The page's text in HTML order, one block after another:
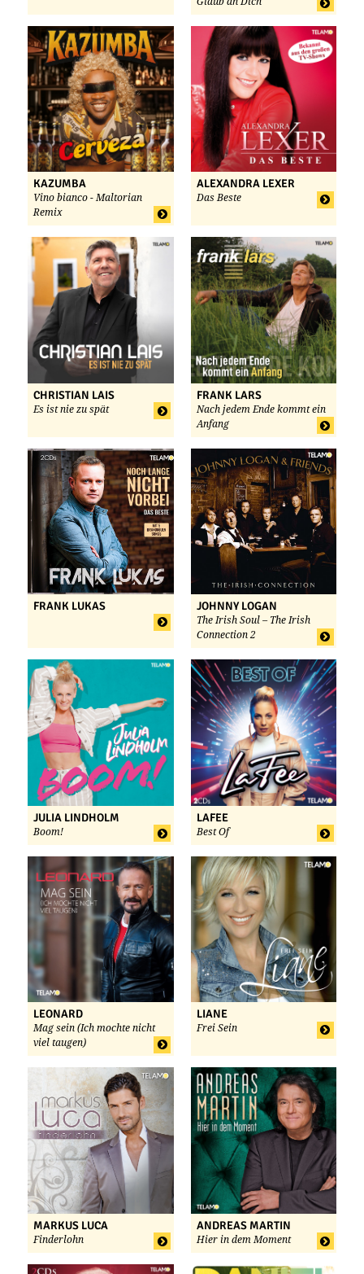
KAZUMBA
Vino bianco - Maltorian
Remix
ALEXANDRA LEXER
Das Beste
CHRISTIAN LAIS
Es ist nie zu spät
FRANK LARS
Nach jedem Ende kommt ein
Anfang
FRANK LUKAS JOHNNY LOGAN
The Irish Soul – The Irish
Connection 2
JULIA LINDHOLM
Boom!
LAFEE
Best Of
LEONARD
Mag sein (Ich mochte nicht
viel taugen)
LIANE
Frei Sein
MARKUS LUCA
Finderlohn
ANDREAS MARTIN
Hier in dem Moment